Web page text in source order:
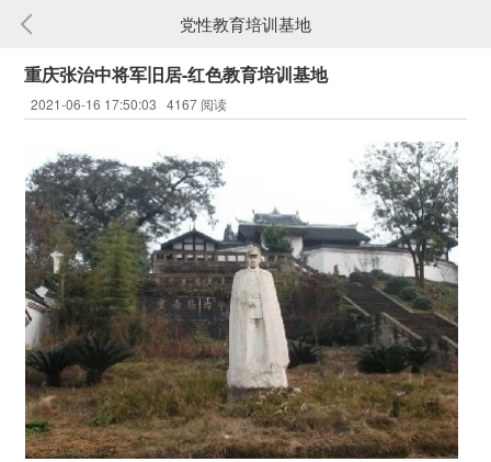
党性教育培训基地
重庆张治中将军旧居-红色教育培训基地
2021-06-16 17:50:03 4167 阅读